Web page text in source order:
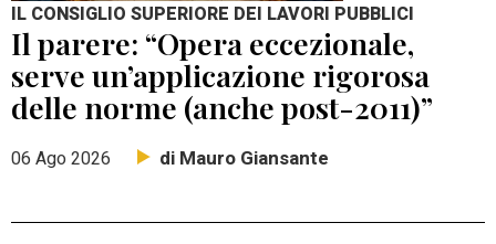
IL CONSIGLIO SUPERIORE DEI LAVORI PUBBLICI
Il parere: “Opera eccezionale,
serve un’applicazione rigorosa
delle norme (anche post-2011)”
06 Ago 2026 di Mauro Giansante